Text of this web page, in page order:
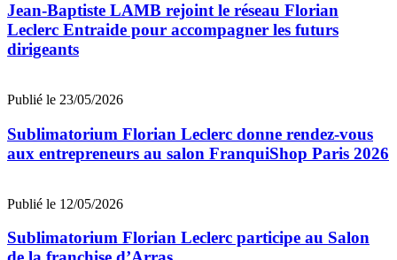
Jean-Baptiste LAMB rejoint le réseau Florian
Leclerc Entraide pour accompagner les futurs
dirigeants
Publié le 23/05/2026
Sublimatorium Florian Leclerc donne rendez-vous
aux entrepreneurs au salon FranquiShop Paris 2026
Publié le 12/05/2026
Sublimatorium Florian Leclerc participe au Salon